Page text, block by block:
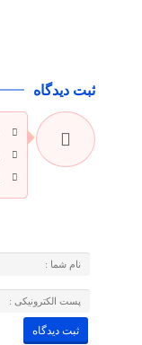
ثبت دیدگاه